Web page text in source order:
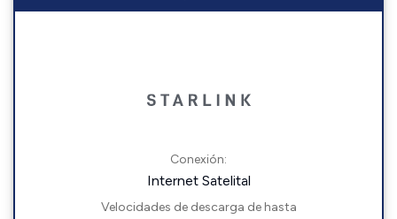
Conexión:
Internet Satelital
Velocidades de descarga de hasta